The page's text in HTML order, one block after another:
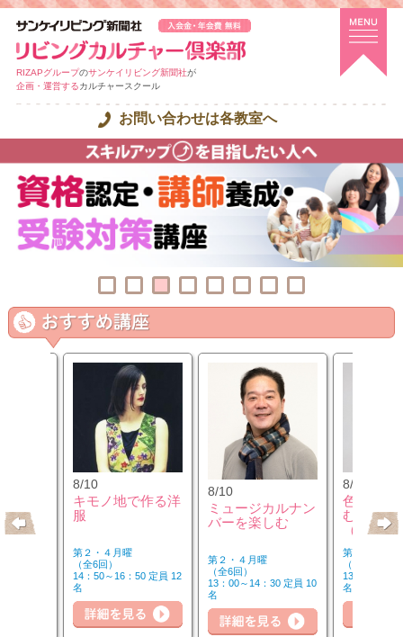
RIZAPグループのサンケイリビング新聞社が
企画・運営するカルチャースクール
お問い合わせは各教室へ
8/10
キモノ地で作る洋
服
第２・４月曜
（全6回）
14：50～16：50 定員 12
名
8/10
ミュージカルナン
バーを楽しむ
第２・４月曜
（全6回）
13：00～14：30 定員 10
名
8/12
色のチカ
むカラー
（第2水
第２水曜
（全3回）
13：00～14
名
詳細を見る 詳細を見る